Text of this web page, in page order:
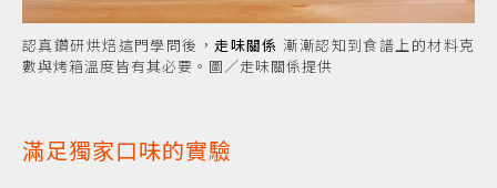
認真鑽研烘焙這門學問後，走味關係 漸漸認知到食譜上的材料克
數與烤箱溫度皆有其必要。圖／走味關係提供
滿足獨家口味的實驗